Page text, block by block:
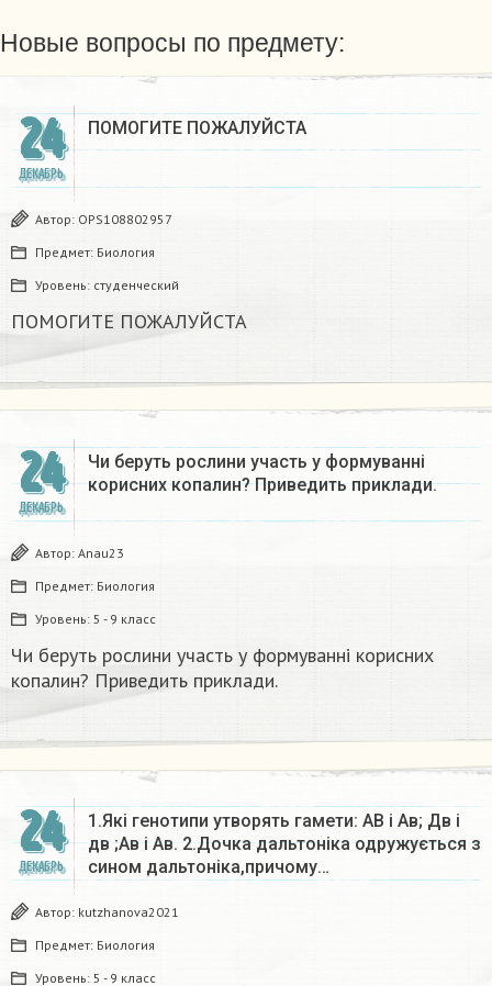
Новые вопросы по предмету:
24
ДЕКАБРЬ
ПОМОГИТЕ ПОЖАЛУЙСТА ​
Автор: OPS108802957
Предмет: Биология
Уровень: студенческий
ПОМОГИТЕ ПОЖАЛУЙСТА ​
24
ДЕКАБРЬ
Чи беруть рослини участь у формуванні
корисних копалин? Приведить приклади.
Автор: Anau23
Предмет: Биология
Уровень: 5 - 9 класс
Чи беруть рослини участь у формуванні корисних
копалин? Приведить приклади.
24
ДЕКАБРЬ
1.Які генотипи утворять гамети: АВ і Ав; Дв і
дв ;Ав і Ав. 2.Дочка дальтоніка одружується з
сином дальтоніка,причому…
Автор: kutzhanova2021
Предмет: Биология
Уровень: 5 - 9 класс